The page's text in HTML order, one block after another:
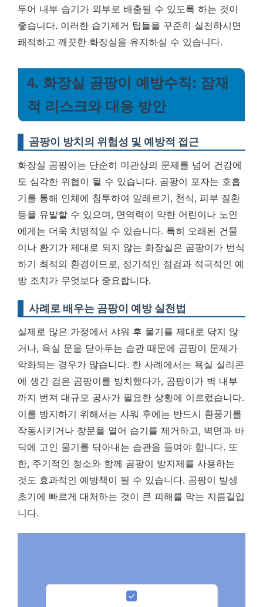
두어 내부 습기가 외부로 배출될 수 있도록 하는 것이
좋습니다. 이러한 습기제거 팁들을 꾸준히 실천하시면
쾌적하고 깨끗한 화장실을 유지하실 수 있습니다.
4. 화장실 곰팡이 예방수칙: 잠재
적 리스크와 대응 방안
곰팡이 방치의 위험성 및 예방적 접근
화장실 곰팡이는 단순히 미관상의 문제를 넘어 건강에
도 심각한 위협이 될 수 있습니다. 곰팡이 포자는 호흡
기를 통해 인체에 침투하여 알레르기, 천식, 피부 질환
등을 유발할 수 있으며, 면역력이 약한 어린이나 노인
에게는 더욱 치명적일 수 있습니다. 특히 오래된 건물
이나 환기가 제대로 되지 않는 화장실은 곰팡이가 번식
하기 최적의 환경이므로, 정기적인 점검과 적극적인 예
방 조치가 무엇보다 중요합니다.
사례로 배우는 곰팡이 예방 실천법
실제로 많은 가정에서 샤워 후 물기를 제대로 닦지 않
거나, 욕실 문을 닫아두는 습관 때문에 곰팡이 문제가
악화되는 경우가 많습니다. 한 사례에서는 욕실 실리콘
에 생긴 검은 곰팡이를 방치했다가, 곰팡이가 벽 내부
까지 번져 대규모 공사가 필요한 상황에 이르렀습니다.
이를 방지하기 위해서는 샤워 후에는 반드시 환풍기를
작동시키거나 창문을 열어 습기를 제거하고, 벽면과 바
닥에 고인 물기를 닦아내는 습관을 들여야 합니다. 또
한, 주기적인 청소와 함께 곰팡이 방지제를 사용하는
것도 효과적인 예방책이 될 수 있습니다. 곰팡이 발생
초기에 빠르게 대처하는 것이 큰 피해를 막는 지름길입
니다.